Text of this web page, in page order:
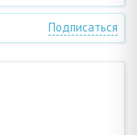
Подписаться